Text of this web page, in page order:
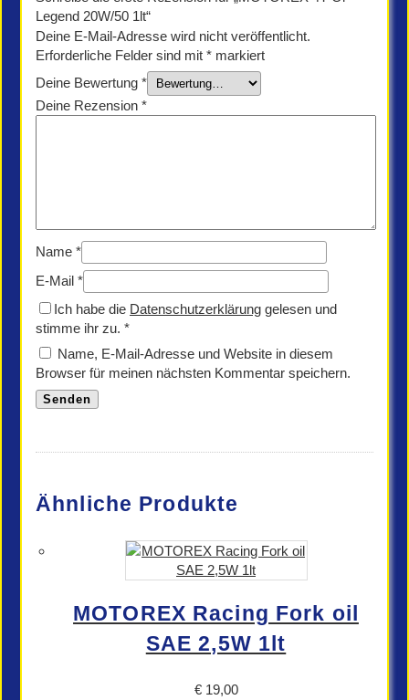
Legend 20W/50 1lt“
Deine E-Mail-Adresse wird nicht veröffentlicht.
Erforderliche Felder sind mit * markiert
Deine Bewertung *
Deine Rezension *
Name *
E-Mail *
Ich habe die Datenschutzerklärung gelesen und
stimme ihr zu. *
Name, E-Mail-Adresse und Website in diesem
Browser für meinen nächsten Kommentar speichern.
Ähnliche Produkte
MOTOREX Racing Fork oil
SAE 2,5W 1lt
€19,00